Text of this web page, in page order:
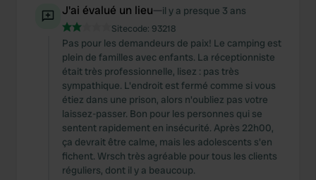
J'ai évalué un lieu—il y a presque 3 ans
Sitecode: 93218
Pas pour les demandeurs de paix! Le camping est
plein de familles avec enfants. La réceptionniste
était très professionnelle, lisez : pas très
sympathique. L'endroit est fermé comme si vous
étiez dans une prison, alors n'oubliez pas votre
laissez-passer. Bon pour les personnes qui se
sentent rapidement en insécurité. Après 22h00,
ça devrait être calme, mais les adolescents s'en
fichent. Wrsch très agréable pour tous les clients
réguliers, dont il y a beaucoup.